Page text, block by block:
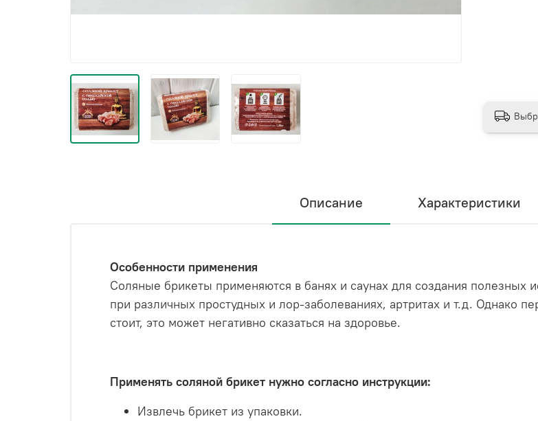
Описание Характеристики
Особенности применения
Соляные брикеты применяются в банях и саунах для создания полезных
при различных простудных и лор-заболеваниях, артритах и т.д. Однако
стоит, это может негативно сказаться на здоровье.
Применять соляной брикет нужно согласно инструкции:
Извлечь брикет из упаковки.